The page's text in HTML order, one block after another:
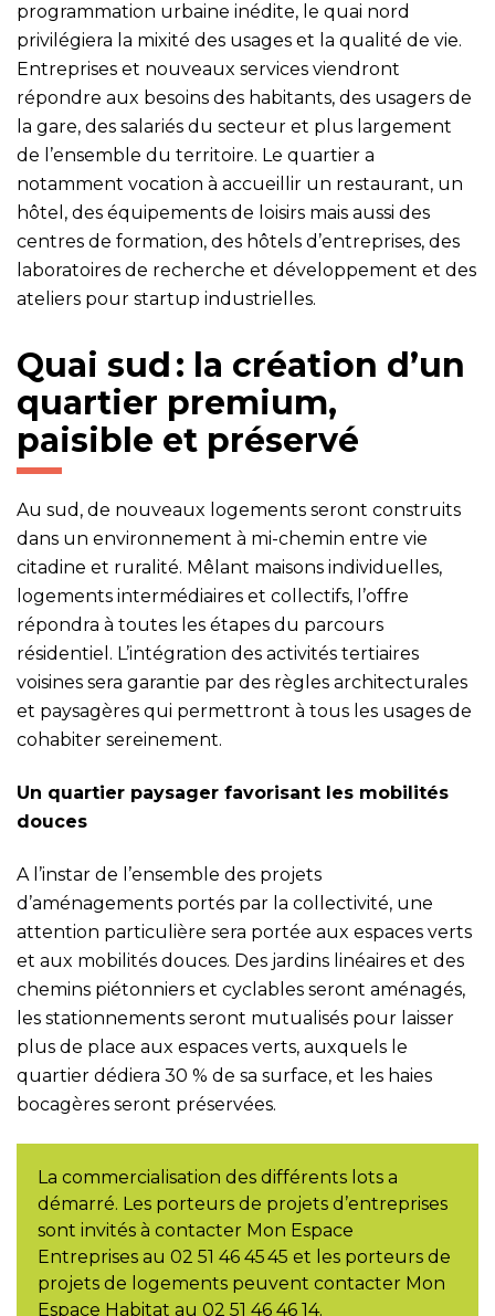
programmation urbaine inédite, le quai nord
privilégiera la mixité des usages et la qualité de vie.
Entreprises et nouveaux services viendront
répondre aux besoins des habitants, des usagers de
la gare, des salariés du secteur et plus largement
de l’ensemble du territoire. Le quartier a
notamment vocation à accueillir un restaurant, un
hôtel, des équipements de loisirs mais aussi des
centres de formation, des hôtels d’entreprises, des
laboratoires de recherche et développement et des
ateliers pour startup industrielles.
Quai sud : la création d’un
quartier premium,
paisible et préservé
Au sud, de nouveaux logements seront construits
dans un environnement à mi-chemin entre vie
citadine et ruralité. Mêlant maisons individuelles,
logements intermédiaires et collectifs, l’offre
répondra à toutes les étapes du parcours
résidentiel. L’intégration des activités tertiaires
voisines sera garantie par des règles architecturales
et paysagères qui permettront à tous les usages de
cohabiter sereinement.
Un quartier paysager favorisant les mobilités
douces
A l’instar de l’ensemble des projets
d’aménagements portés par la collectivité, une
attention particulière sera portée aux espaces verts
et aux mobilités douces. Des jardins linéaires et des
chemins piétonniers et cyclables seront aménagés,
les stationnements seront mutualisés pour laisser
plus de place aux espaces verts, auxquels le
quartier dédiera 30 % de sa surface, et les haies
bocagères seront préservées.
La commercialisation des différents lots a
démarré. Les porteurs de projets d’entreprises
sont invités à contacter Mon Espace
Entreprises au 02 51 46 45 45 et les porteurs de
projets de logements peuvent contacter Mon
Espace Habitat au 02 51 46 46 14.